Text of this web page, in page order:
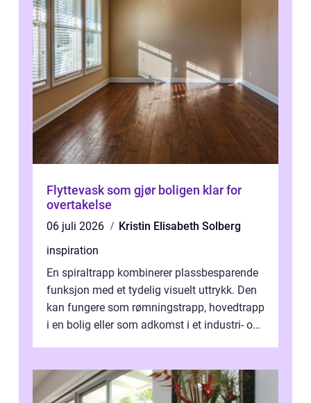
Flyttevask som gjør boligen klar for
overtakelse
06 juli 2026
Kristin Elisabeth Solberg
inspiration
En spiraltrapp kombinerer plassbesparende
funksjon med et tydelig visuelt uttrykk. Den
kan fungere som rømningstrapp, hovedtrapp
i en bolig eller som adkomst i et industri- og